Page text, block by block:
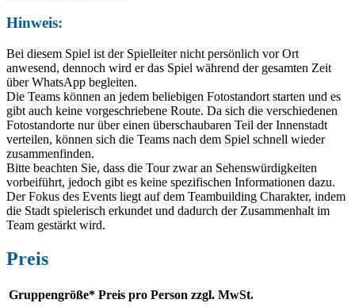
Hinweis:
Bei diesem Spiel ist der Spielleiter nicht persönlich vor Ort
anwesend, dennoch wird er das Spiel während der gesamten Zeit
über WhatsApp begleiten.
Die Teams können an jedem beliebigen Fotostandort starten und es
gibt auch keine vorgeschriebene Route. Da sich die verschiedenen
Fotostandorte nur über einen überschaubaren Teil der Innenstadt
verteilen, können sich die Teams nach dem Spiel schnell wieder
zusammenfinden.
Bitte beachten Sie, dass die Tour zwar an Sehenswürdigkeiten
vorbeiführt, jedoch gibt es keine spezifischen Informationen dazu.
Der Fokus des Events liegt auf dem Teambuilding Charakter, indem
die Stadt spielerisch erkundet und dadurch der Zusammenhalt im
Team gestärkt wird.
Preis
Gruppengröße* Preis pro Person zzgl. MwSt.